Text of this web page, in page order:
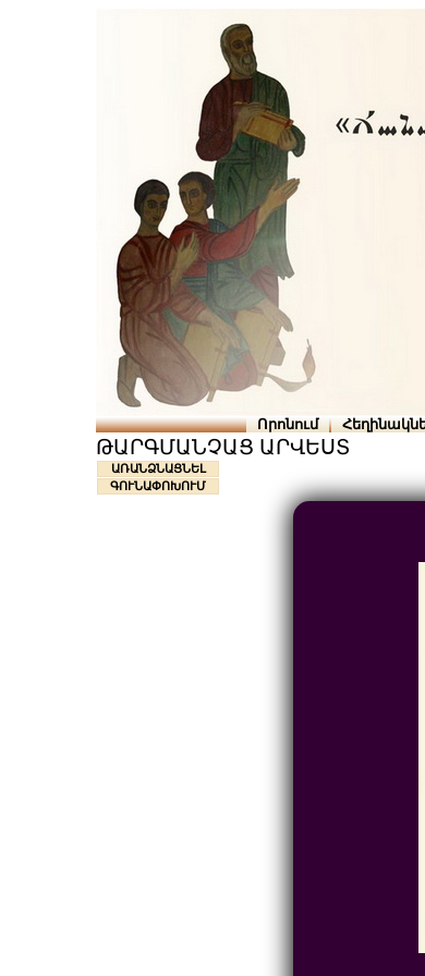
Որոնում
ԹԱՐԳՄԱՆՉԱՑ ԱՐՎԵՍՏ
ԱՌԱՆՁՆԱՑՆԵԼ
ԳՈՒՆԱՓՈԽՈՒՄ